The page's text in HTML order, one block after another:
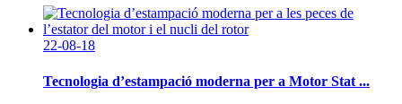
22-08-18
Tecnologia d’estampació moderna per a Motor Stat ...